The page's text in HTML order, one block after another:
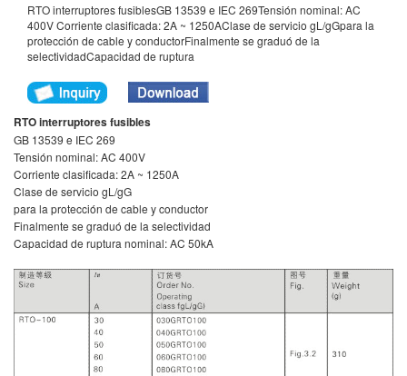
RTO interruptores fusiblesGB 13539 e IEC 269Tensión nominal: AC
400V Corriente clasificada: 2A ~ 1250AClase de servicio gL/gGpara la
protección de cable y conductorFinalmente se graduó de la
selectividadCapacidad de ruptura
RTO interruptores fusibles
GB 13539 e IEC 269
Tensión nominal: AC 400V
Corriente clasificada: 2A ~ 1250A
Clase de servicio gL/gG
para la protección de cable y conductor
Finalmente se graduó de la selectividad
Capacidad de ruptura nominal: AC 50kA